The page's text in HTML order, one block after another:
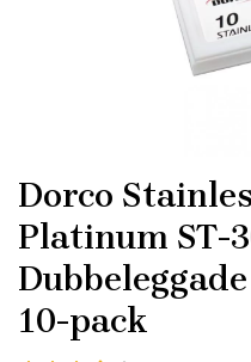
Dorco
Platinum ST-
10-pack